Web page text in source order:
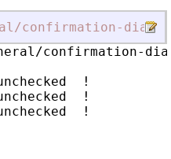
confirmation-
!
!